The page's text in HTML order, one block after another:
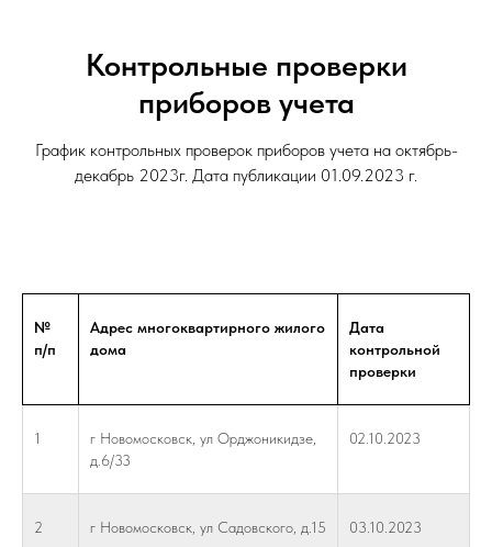
Контрольные проверки
приборов учета
График контрольных проверок приборов учета на октябрь-
декабрь 2023г. Дата публикации 01.09.2023 г.
№
п/п
Адрес многоквартирного жилого
дома
Дата
контрольной
проверки
1
г Новомосковск, ул Орджоникидзе,
д.6/33
02.10.2023
2 г Новомосковск, ул Садовского, д.15 03.10.2023